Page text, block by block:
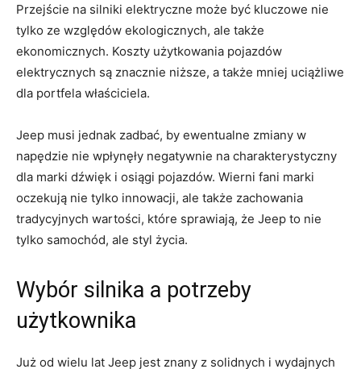
Przejście na silniki elektryczne może być kluczowe nie‌
tylko ze względów ekologicznych, ale także
ekonomicznych.​ Koszty użytkowania pojazdów
elektrycznych są⁢ znacznie‌ niższe, a także mniej uciążliwe
dla⁣ portfela właściciela.
Jeep⁤ musi jednak zadbać, by ewentualne zmiany w
napędzie nie wpłynęły negatywnie na charakterystyczny
dla marki⁤ dźwięk i osiągi pojazdów. Wierni fani marki⁣
oczekują nie tylko innowacji, ale także‌ zachowania
tradycyjnych wartości, które sprawiają, że Jeep to nie
tylko‍ samochód, ale styl ‍życia.
Wybór silnika a potrzeby
użytkownika
Już od wielu lat Jeep jest‍ znany z solidnych i wydajnych